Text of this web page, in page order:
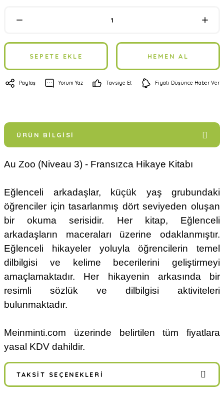
SEPETE EKLE HEMEN AL
Paylaş Yorum Yaz Tavsiye Et Fiyatı Düşünce Haber Ver
ÜRÜN BILGISI
Au Zoo (Niveau 3) - Fransızca Hikaye Kitabı
Eğlenceli arkadaşlar, küçük yaş grubundaki
öğrenciler için tasarlanmış dört seviyeden oluşan
bir okuma serisidir. Her kitap, Eğlenceli
arkadaşların maceraları üzerine odaklanmıştır.
Eğlenceli hikayeler yoluyla öğrencilerin temel
dilbilgisi ve kelime becerilerini geliştirmeyi
amaçlamaktadır. Her hikayenin arkasında bir
resimli sözlük ve dilbilgisi aktiviteleri
bulunmaktadır.
Meinminti.com üzerinde belirtilen tüm fiyatlara
yasal KDV dahildir.
TAKSIT SEÇENEKLERI